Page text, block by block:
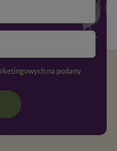
przetwarzanie danych osobowych zgodnie z